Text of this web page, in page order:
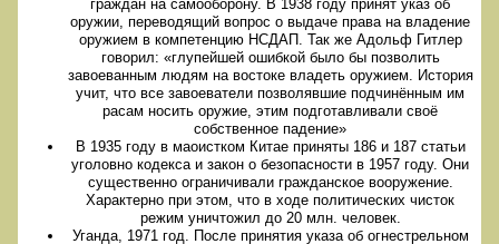
граждан на самооборону. В 1938 году принят указ об
оружии, переводящий вопрос о выдаче права на владение
оружием в компетенцию НСДАП. Так же Адольф Гитлер
говорил: «глупейшей ошибкой было бы позволить
завоеванным людям на востоке владеть оружием. История
учит, что все завоеватели позволявшие подчинённым им
расам носить оружие, этим подготавливали своё
собственное падение»
В 1935 году в маоистком Китае приняты 186 и 187 статьи
уголовно кодекса и закон о безопасности в 1957 году. Они
существенно ограничивали гражданское вооружение.
Характерно при этом, что в ходе политических чисток
режим уничтожил до 20 млн. человек.
Уганда, 1971 год. После принятия указа об огнестрельном